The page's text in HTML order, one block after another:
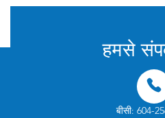
हमसे
बीसी: 604-